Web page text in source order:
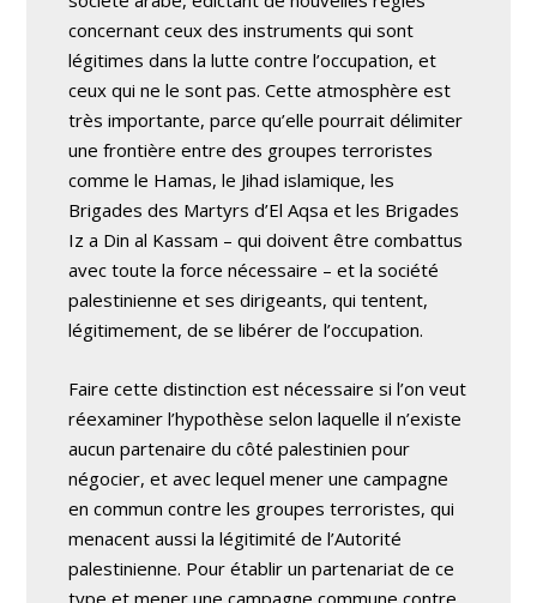
concernant ceux des instruments qui sont
légitimes dans la lutte contre l’occupation, et
ceux qui ne le sont pas. Cette atmosphère est
très importante, parce qu’elle pourrait délimiter
une frontière entre des groupes terroristes
comme le Hamas, le Jihad islamique, les
Brigades des Martyrs d’El Aqsa et les Brigades
Iz a Din al Kassam – qui doivent être combattus
avec toute la force nécessaire – et la société
palestinienne et ses dirigeants, qui tentent,
légitimement, de se libérer de l’occupation.
Faire cette distinction est nécessaire si l’on veut
réexaminer l’hypothèse selon laquelle il n’existe
aucun partenaire du côté palestinien pour
négocier, et avec lequel mener une campagne
en commun contre les groupes terroristes, qui
menacent aussi la légitimité de l’Autorité
palestinienne. Pour établir un partenariat de ce
type et mener une campagne commune contre